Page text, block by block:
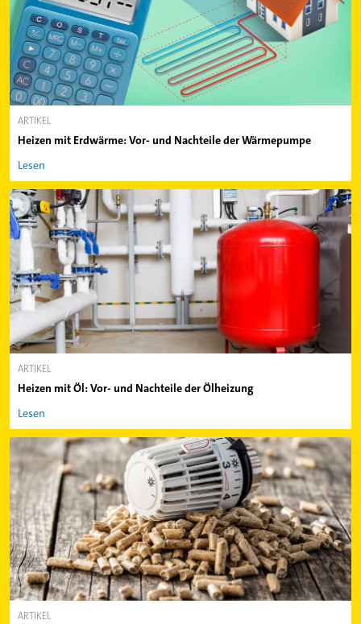
ARTIKEL
Heizen mit Erdwärme: Vor- und Nachteile der Wärmepumpe
Lesen
ARTIKEL
Heizen mit Öl: Vor- und Nachteile der Ölheizung
Lesen
ARTIKEL